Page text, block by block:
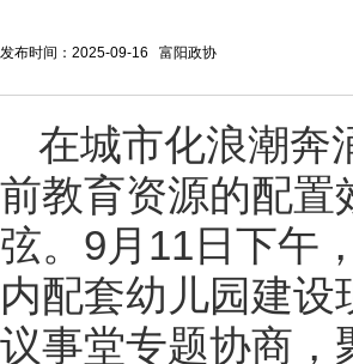
发布时间：2025-09-16 富阳政协
在城市化浪潮奔
前教育资源的配置
弦。9月11日下午
内配套幼儿园建设
议事堂专题协商，